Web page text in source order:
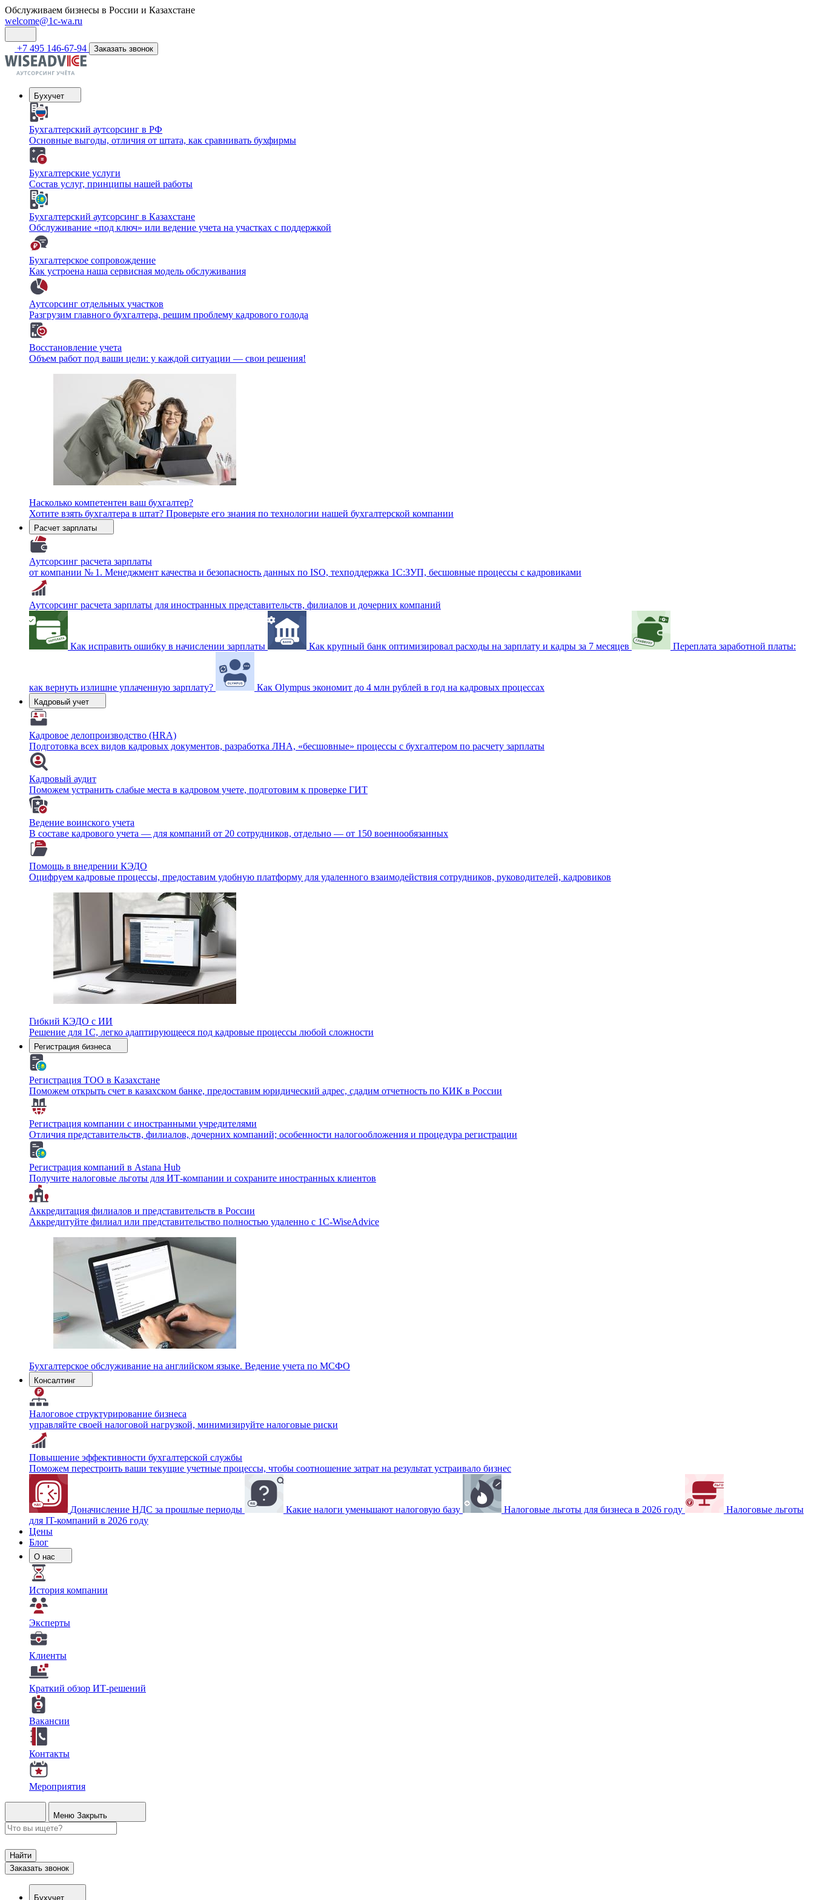
Обслуживаем бизнесы в России и Казахстане
welcome@1c-wa.ru
+7 495 146-67-94 Заказать звонок
Бухучет
Бухгалтерский аутсорсинг в РФ
Основные выгоды, отличия от штата, как сравнивать бухфирмы
Бухгалтерские услуги
Состав услуг, принципы нашей работы
Бухгалтерский аутсорсинг в Казахстане
Обслуживание «под ключ» или ведение учета на участках с поддержкой
Бухгалтерское сопровождение
Как устроена наша сервисная модель обслуживания
Аутсорсинг отдельных участков
Разгрузим главного бухгалтера, решим проблему кадрового голода
Восстановление учета
Объем работ под ваши цели: у каждой ситуации — свои решения!
Насколько компетентен ваш бухгалтер?
Хотите взять бухгалтера в штат? Проверьте его знания по технологии нашей бухгалтерской компании
Расчет зарплаты
Аутсорсинг расчета зарплаты
от компании № 1. Менеджмент качества и безопасность данных по ISO, техподдержка 1С:ЗУП, бесшовные процессы с кадровиками
Аутсорсинг расчета зарплаты для иностранных представительств, филиалов и дочерних компаний
Как исправить ошибку в начислении зарплаты Как крупный банк оптимизировал расходы на зарплату и кадры за 7 месяцев Переплата заработной платы:
как вернуть излишне уплаченную зарплату? Как Olympus экономит до 4 млн рублей в год на кадровых процессах
Кадровый учет
Кадровое делопроизводство (HRA)
Подготовка всех видов кадровых документов, разработка ЛНА, «бесшовные» процессы с бухгалтером по расчету зарплаты
Кадровый аудит
Поможем устранить слабые места в кадровом учете, подготовим к проверке ГИТ
Ведение воинского учета
В составе кадрового учета — для компаний от 20 сотрудников, отдельно — от 150 военнообязанных
Помощь в внедрении КЭДО
Оцифруем кадровые процессы, предоставим удобную платформу для удаленного взаимодействия сотрудников, руководителей, кадровиков
Гибкий КЭДО с ИИ
Решение для 1С, легко адаптирующееся под кадровые процессы любой сложности
Регистрация бизнеса
Регистрация ТОО в Казахстане
Поможем открыть счет в казахском банке, предоставим юридический адрес, сдадим отчетность по КИК в России
Регистрация компании с иностранными учредителями
Отличия представительств, филиалов, дочерних компаний; особенности налогообложения и процедура регистрации
Регистрация компаний в Astana Hub
Получите налоговые льготы для ИТ-компании и сохраните иностранных клиентов
Аккредитация филиалов и представительств в России
Аккредитуйте филиал или представительство полностью удаленно с 1C-WiseAdvice
Бухгалтерское обслуживание на английском языке. Ведение учета по МСФО
Консалтинг
Налоговое структурирование бизнеса
управляйте своей налоговой нагрузкой, минимизируйте налоговые риски
Повышение эффективности бухгалтерской службы
Поможем перестроить ваши текущие учетные процессы, чтобы соотношение затрат на результат устраивало бизнес
Доначисление НДС за прошлые периоды Какие налоги уменьшают налоговую базу Налоговые льготы для бизнеса в 2026 году
Налоговые льготы
для IT-компаний в 2026 году
Цены
Блог
О нас
История компании
Эксперты
Клиенты
Краткий обзор ИТ-решений
Вакансии
Контакты
Мероприятия
Меню Закрыть
Найти
Заказать звонок
Бухучет